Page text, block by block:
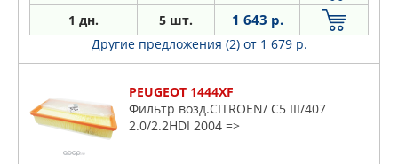
1 дн. 5 шт. 1 643 р.
Другие предложения (2) от 1 679 р.
PEUGEOT 1444XF
Фильтр возд.CITROEN/ C5 III/407
2.0/2.2HDI 2004 =>